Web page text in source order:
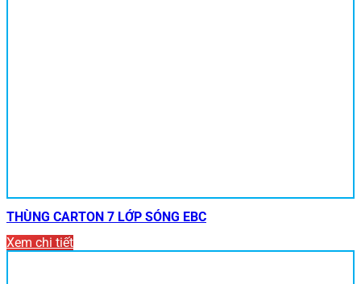
THÙNG CARTON 7 LỚP SÓNG EBC
Xem chi tiết